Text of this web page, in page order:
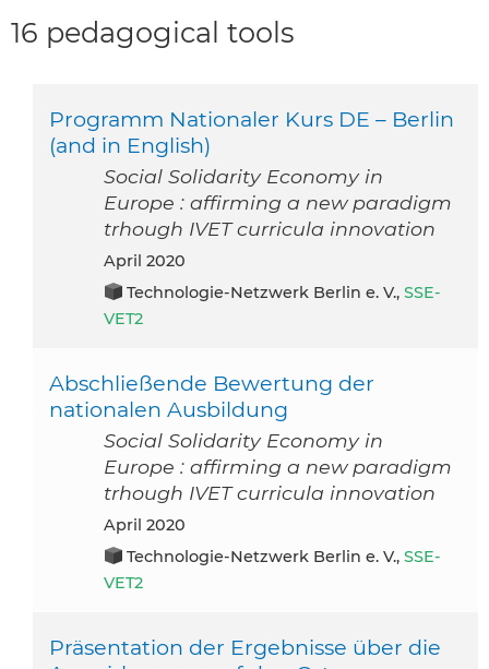
16 pedagogical tools
Programm Nationaler Kurs DE – Berlin
(and in English)
Social Solidarity Economy in
Europe : affirming a new paradigm
trhough IVET curricula innovation
April 2020
Technologie-Netzwerk Berlin e. V., SSE-
VET2
Abschließende Bewertung der
nationalen Ausbildung
Social Solidarity Economy in
Europe : affirming a new paradigm
trhough IVET curricula innovation
April 2020
Technologie-Netzwerk Berlin e. V., SSE-
VET2
Präsentation der Ergebnisse über die